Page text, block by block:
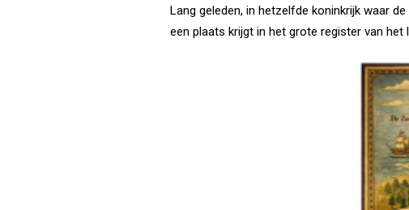
Lang geleden, in hetzelfde koninkrijk waar
een plaats krijgt in het grote register van het